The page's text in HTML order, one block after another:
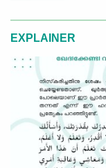
EXPLAINER